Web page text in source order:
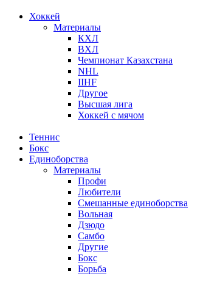
Хоккей
Материалы
КХЛ
ВХЛ
Чемпионат Казахстана
NHL
IIHF
Другое
Высшая лига
Хоккей с мячом
Теннис
Бокс
Единоборства
Материалы
Профи
Любители
Смешанные единоборства
Вольная
Дзюдо
Самбо
Другие
Бокс
Борьба